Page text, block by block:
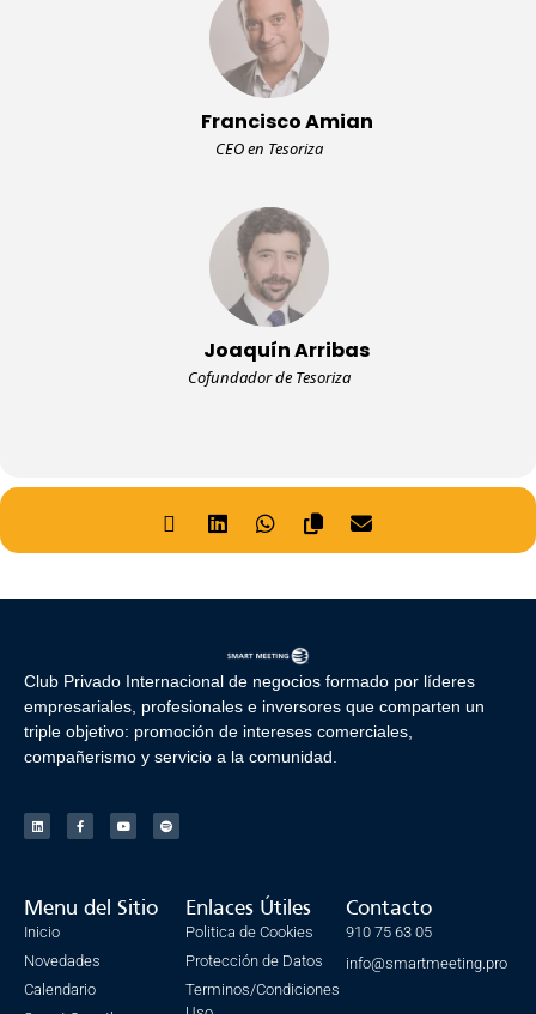
Francisco Amian
CEO en Tesoriza
Joaquín Arribas
Cofundador de Tesoriza
Club Privado Internacional de negocios formado por líderes
empresariales, profesionales e inversores que comparten un
triple objetivo: promoción de intereses comerciales,
compañerismo y servicio a la comunidad.
Menu del Sitio
Inicio
Novedades
Calendario
Enlaces Útiles
Politica de Cookies
Protección de Datos
Terminos/Condiciones
Contacto
910 75 63 05
info@smartmeeting.pro